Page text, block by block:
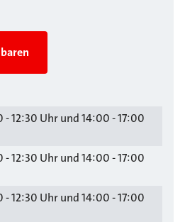
- 12:30 Uhr und 14:00 - 17:00
- 12:30 Uhr und 14:00 - 17:00
- 12:30 Uhr und 14:00 - 17:00